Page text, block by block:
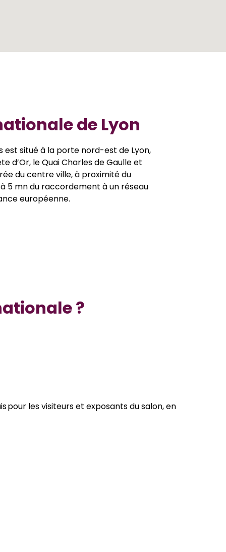
de Lyon
est situé à la porte nord-est de Lyon,
d’Or, le Quai Charles de Gaulle et
du centre ville, à proximité du
5 mn du raccordement à un réseau
européenne.
?
pour les visiteurs et exposants du salon, en